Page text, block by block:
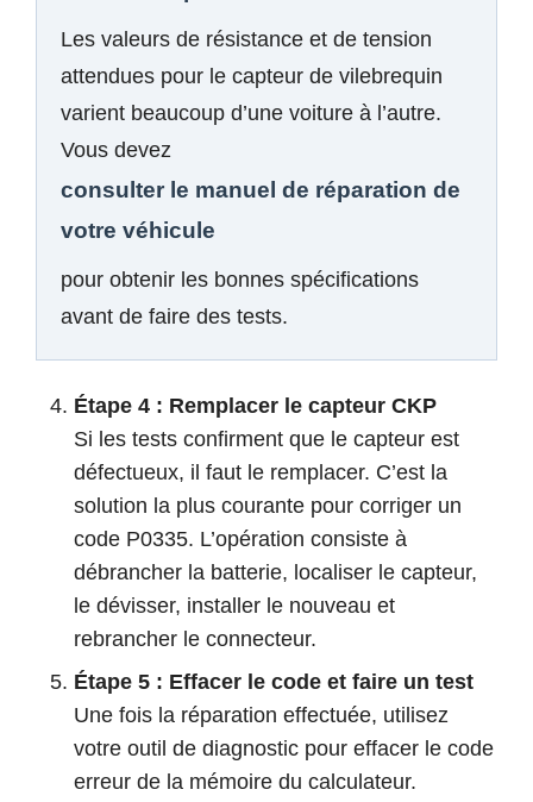
Les valeurs de résistance et de tension
attendues pour le capteur de vilebrequin
varient beaucoup d’une voiture à l’autre.
Vous devez
consulter le manuel de réparation de
votre véhicule
pour obtenir les bonnes spécifications
avant de faire des tests.
Étape 4 : Remplacer le capteur CKP
Si les tests confirment que le capteur est
défectueux, il faut le remplacer. C’est la
solution la plus courante pour corriger un
code P0335. L’opération consiste à
débrancher la batterie, localiser le capteur,
le dévisser, installer le nouveau et
rebrancher le connecteur.
Étape 5 : Effacer le code et faire un test
Une fois la réparation effectuée, utilisez
votre outil de diagnostic pour effacer le code
erreur de la mémoire du calculateur.